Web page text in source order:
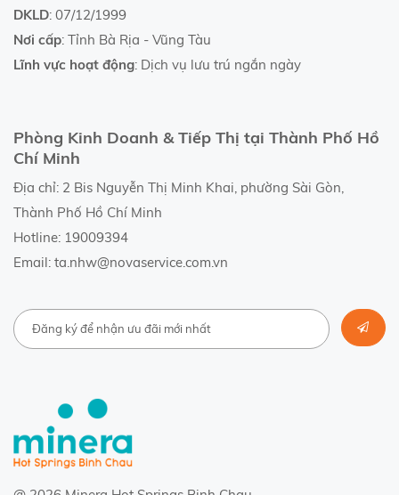
DKLD: 07/12/1999
Nơi cấp: Tỉnh Bà Rịa - Vũng Tàu
Lĩnh vực hoạt động: Dịch vụ lưu trú ngắn ngày
Phòng Kinh Doanh & Tiếp Thị tại Thành Phố Hồ
Chí Minh
Địa chỉ: 2 Bis Nguyễn Thị Minh Khai, phường Sài Gòn,
Thành Phố Hồ Chí Minh
Hotline: 19009394
Email: ta.nhw@novaservice.com.vn